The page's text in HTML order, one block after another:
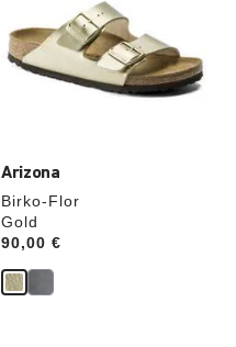
Arizona
Birko-Flor
Gold
Price:
90,00 €
échantillons
de
couleurs
modifiera